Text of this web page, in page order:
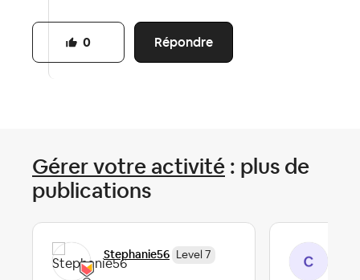
Répondre
0
Gérer votre activité : plus de
publications
Stephanie56 Level 7